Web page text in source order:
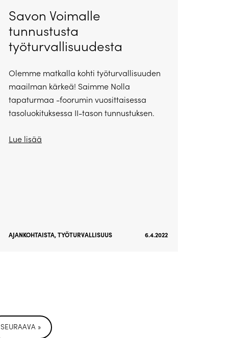
Savon Voimalle
tunnustusta
työturvallisuudesta
Olemme matkalla kohti työturvallisuuden
maailman kärkeä! Saimme Nolla
tapaturmaa -foorumin vuosittaisessa
tasoluokituksessa II-tason tunnustuksen.
Lue lisää
AJANKOHTAISTA,TYÖTURVALLISUUS 6.4.2022
SEURAAVA »